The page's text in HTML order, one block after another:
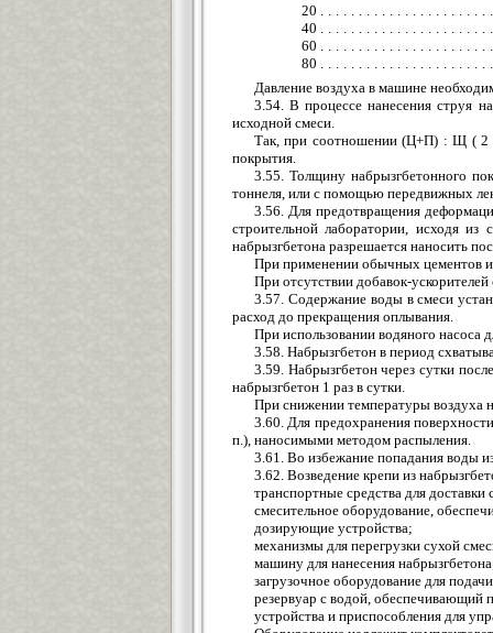
20
40
60
80
Давление воздуха в машине
3.54. В процессе нанесения струя
исходной смеси.
Так, при соотношении (Ц+П) : Щ ( 2
покрытия.
3.55. Толщину набрызгбетонного
тоннеля, или с помощью передвижных
3.56. Для предотвращения
строительной лаборатории, исходя
набрызгбетона разрешается наносить
При применении обычных цементов и
При отсутствии добавок-
3.57. Содержание воды в смеси
расход до прекращения оплывания.
При использовании водяного насоса
3.58. Набрызгбетон в период
3.59. Набрызгбетон через сутки
набрызгбетон 1 раз в сутки.
При снижении температуры воздуха
3.60. Для предохранения
п.), наносимыми методом распыления.
3.61. Во избежание попадания воды
3.62. Возведение крепи из
транспортные средства для
смесительное оборудование,
дозирующие устройства;
механизмы для перегрузки сухой
машину для нанесения
загрузочное оборудование для
резервуар с водой, обеспечивающий
устройства и приспособления для